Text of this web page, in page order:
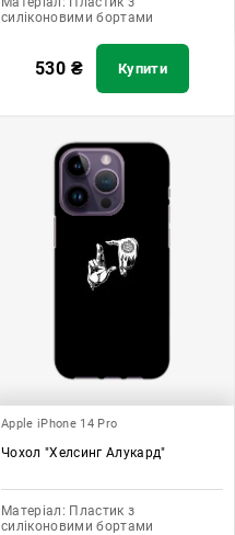
силіконовими бортами
530 ₴ Купити
Apple iPhone 14 Pro
Чохол "Хелсинг Алукард"
Матеріал: Пластик з
силіконовими бортами